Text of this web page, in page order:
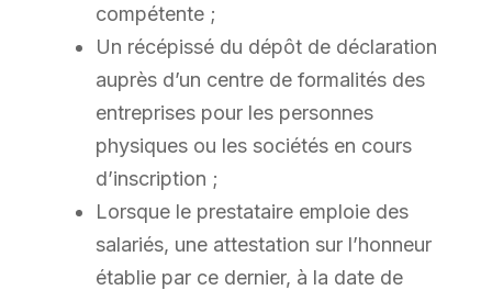
compétente ;
Un récépissé du dépôt de déclaration
auprès d’un centre de formalités des
entreprises pour les personnes
physiques ou les sociétés en cours
d’inscription ;
Lorsque le prestataire emploie des
salariés, une attestation sur l’honneur
établie par ce dernier, à la date de